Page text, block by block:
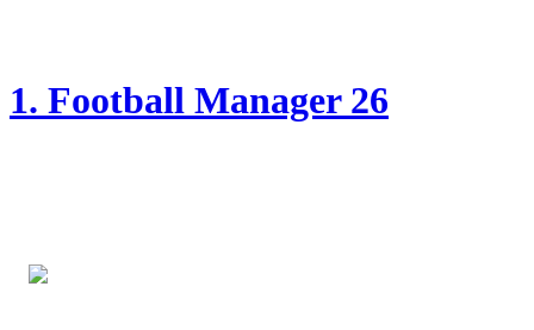
1. Football Manager 26